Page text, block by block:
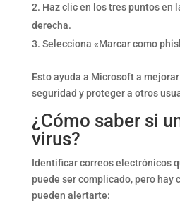
Haz clic en los tres puntos en
derecha.
Selecciona «Marcar como
Esto ayuda a Microsoft a
seguridad y proteger a otros
¿Cómo saber si
virus?
Identificar correos electrónicos
puede ser complicado, pero hay
pueden alertarte: